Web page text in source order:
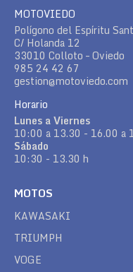
MOTOVIEDO
Polígono del Espíritu
C/ Holanda 12
33010 Colloto – Oviedo
985 24 42 67
gestion@motoviedo.com
Horario
Lunes a Viernes
10:00 a 13.30 - 16.00 a
Sábado
10:30 - 13.30 h
MOTOS
KAWASAKI
TRIUMPH
VOGE